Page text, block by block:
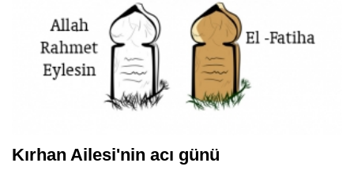
Kırhan Ailesi'nin acı günü